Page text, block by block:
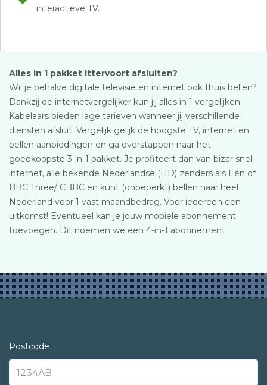
interactieve TV.
Alles in 1 pakket Ittervoort afsluiten?
Wil je behalve digitale televisie en internet ook thuis bellen?
Dankzij de internetvergelijker kun jij alles in 1 vergelijken.
Kabelaars bieden lage tarieven wanneer jij verschillende
diensten afsluit. Vergelijk gelijk de hoogste TV, internet en
bellen aanbiedingen en ga overstappen naar het
goedkoopste 3-in-1 pakket. Je profiteert dan van bizar snel
internet, alle bekende Nederlandse (HD) zenders als Eén of
BBC Three/ CBBC en kunt (onbeperkt) bellen naar heel
Nederland voor 1 vast maandbedrag. Voor iedereen een
uitkomst! Eventueel kan je jouw mobiele abonnement
toevoegen. Dit noemen we een 4-in-1 abonnement.
Postcode